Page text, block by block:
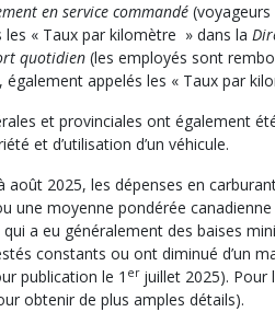
en service commandé
les « Taux par kilomètre » dans la
quotidien (les employés sont
également appelés les « Taux par
et provinciales ont également
et d’utilisation d’un véhicule.
août 2025, les dépenses en
une moyenne pondérée
a eu généralement des baises
constants ou ont diminué d’un
publication le 1 erjuillet 2025). Pour
obtenir de plus amples détails).